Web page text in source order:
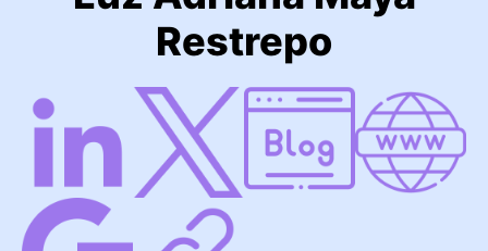
Restrepo